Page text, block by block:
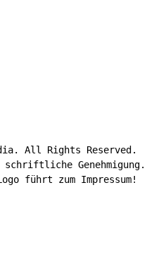
All Rights Reserved.
Genehmigung.
führt zum Impressum!